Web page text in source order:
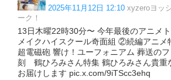
2025年11月12日 12:10 xyzeroヨッ
ーク！
13日木曜22時30分〜 今年最後のアニメ
メイクハイスクール奇面組 ②続編アニメ
超電磁砲 響け！ユーフォニアム 葬送の
刻 鶴ひろみさん特集 鶴ひろみさん貴重
お届けします pic.x.com/9iTScc3ehq